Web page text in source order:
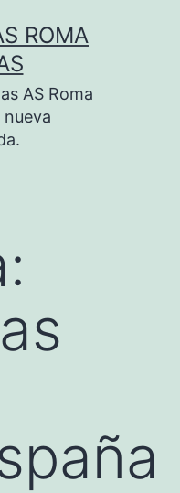
ROMA
AS Roma